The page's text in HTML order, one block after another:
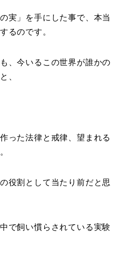
実」を手にした事で、本当
るのです。
、今いるこの世界が誰かの
、
った法律と戒律、望まれる
役割として当たり前だと思
で飼い慣らされている実験